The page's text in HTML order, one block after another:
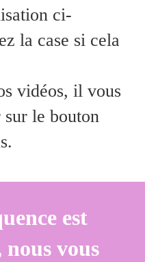
ci-
la case si cela
vidéos, il vous
le bouton
est
nous vous